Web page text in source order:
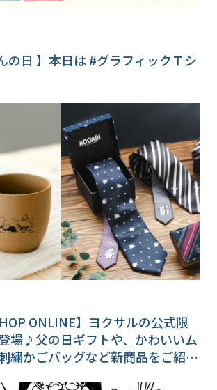
の日 】本日は #グラフィックＴシ
ONLINE】ヨクサルの公式限
場♪父の日ギフトや、かわいいム
繍かごバッグなど新商品をご紹